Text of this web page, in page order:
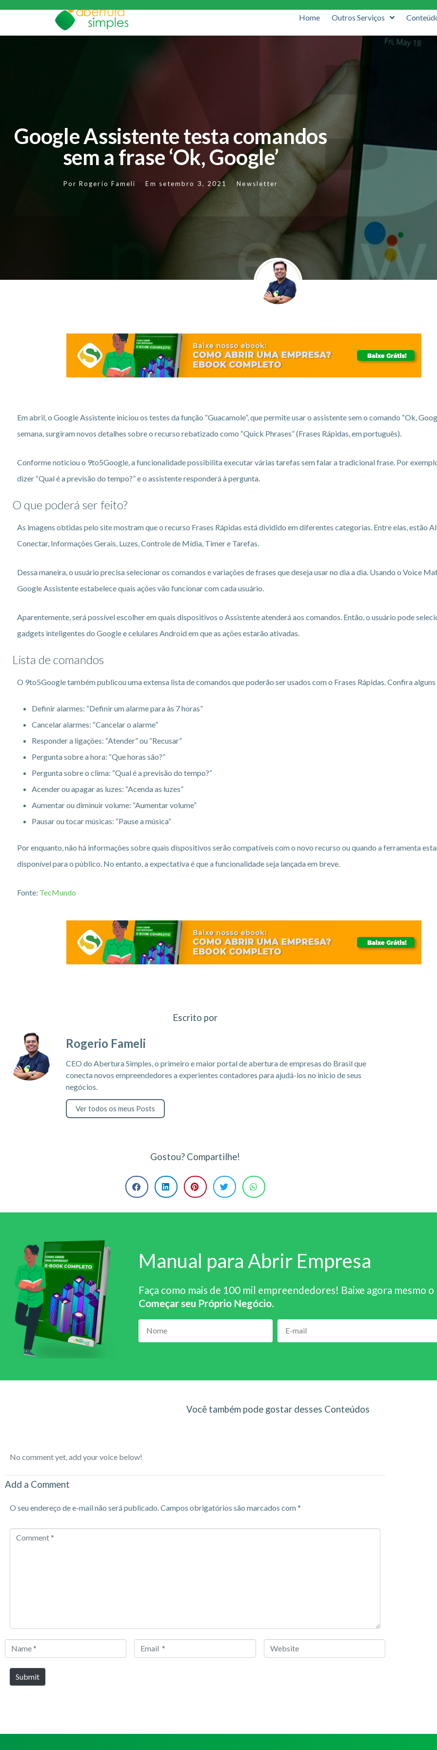
Home Outros Serviços
Google Assistente testa comandos
sem a frase ‘Ok, Google’
Por Rogerio Fameli Em setembro 3, 2021 Newsletter
Em abril, o Google Assistente iniciou os testes da função “Guacamole”, que permite usar o assistente sem o comando “Ok,
semana, surgiram novos detalhes sobre o recurso rebatizado como “Quick Phrases” (Frases Rápidas, em português).
Conforme noticiou o 9to5Google, a funcionalidade possibilita executar várias tarefas sem falar a tradicional frase. Por
dizer “Qual é a previsão do tempo?” e o assistente responderá à pergunta.
O que poderá ser feito?
As imagens obtidas pelo site mostram que o recurso Frases Rápidas está dividido em diferentes categorias. Entre elas, estão
Conectar, Informações Gerais, Luzes, Controle de Mídia, Timer e Tarefas.
Dessa maneira, o usuário precisa selecionar os comandos e variações de frases que deseja usar no dia a dia. Usando o Voice
Google Assistente estabelece quais ações vão funcionar com cada usuário.
Aparentemente, será possível escolher em quais dispositivos o Assistente atenderá aos comandos. Então, o usuário pode
gadgets inteligentes do Google e celulares Android em que as ações estarão ativadas.
Lista de comandos
O 9to5Google também publicou uma extensa lista de comandos que poderão ser usados com o Frases Rápidas. Confira
Definir alarmes: “Definir um alarme para às 7 horas”
Cancelar alarmes: “Cancelar o alarme”
Responder a ligações: “Atender” ou “Recusar”
Pergunta sobre a hora: “Que horas são?”
Pergunta sobre o clima: “Qual é a previsão do tempo?”
Acender ou apagar as luzes: “Acenda as luzes”
Aumentar ou diminuir volume: “Aumentar volume”
Pausar ou tocar músicas: “Pause a música”
Por enquanto, não há informações sobre quais dispositivos serão compatíveis com o novo recurso ou quando a ferramenta
disponível para o público. No entanto, a expectativa é que a funcionalidade seja lançada em breve.
Fonte: TecMundo
Escrito por
Rogerio Fameli
CEO do Abertura Simples, o primeiro e maior portal de abertura de empresas do Brasil que
conecta novos empreendedores a experientes contadores para ajudá-los no inicio de seus
negócios.
Ver todos os meus Posts
Gostou? Compartilhe!
Manual para Abrir Empresa
Faça como mais de 100 mil empreendedores! Baixe agora mesmo o
Começar seu Próprio Negócio.
Você também pode gostar desses Conteúdos
No comment yet, add your voice below!
Add a Comment
O seu endereço de e-mail não será publicado. Campos obrigatórios são marcados com*
Comment
Name
Email
Website
Submit